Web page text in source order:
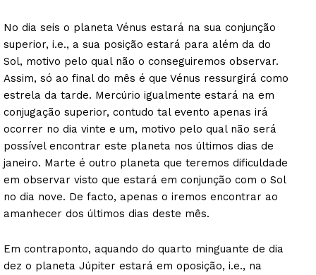
No dia seis o planeta Vénus estará na sua conjunção
superior, i.e., a sua posição estará para além da do
Sol, motivo pelo qual não o conseguiremos observar.
Assim, só ao final do mês é que Vénus ressurgirá como
estrela da tarde. Mercúrio igualmente estará na em
conjugação superior, contudo tal evento apenas irá
ocorrer no dia vinte e um, motivo pelo qual não será
possível encontrar este planeta nos últimos dias de
janeiro. Marte é outro planeta que teremos dificuldade
em observar visto que estará em conjunção com o Sol
no dia nove. De facto, apenas o iremos encontrar ao
amanhecer dos últimos dias deste mês.
Em contraponto, aquando do quarto minguante de dia
dez o planeta Júpiter estará em oposição, i.e., na